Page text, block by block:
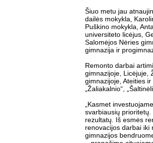
Šiuo metu jau
dailės mokykla,
Puškino mokykla,
universiteto licėjus,
Salomėjos Nėries
gimnazija ir
Remonto darbai
gimnazijoje, Licėjuje,
gimnazijoje, Ateities
„Žaliakalnio“,
„Kasmet
svarbiausių
rezultatų. Iš esmės
renovacijos darbai iki
gimnazijos